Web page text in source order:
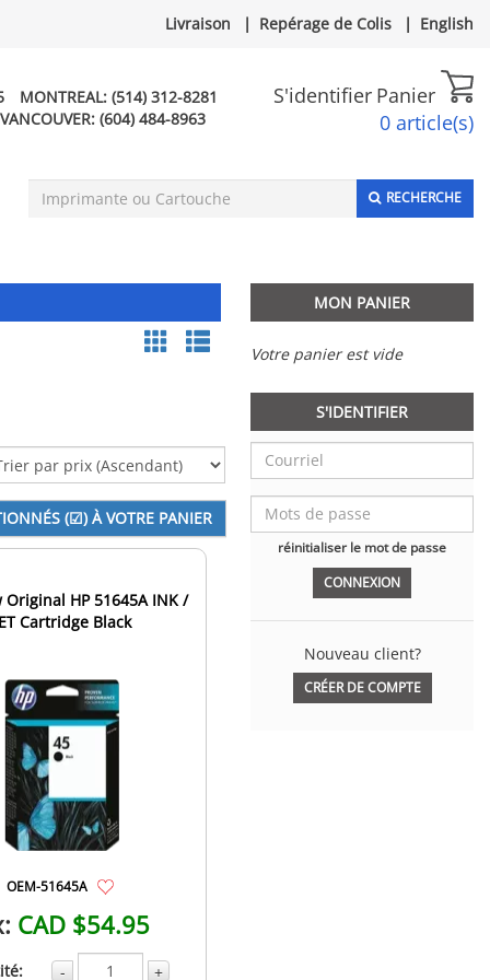
Livraison | Repérage de Colis | English
MONTREAL: (514) 312-8281
VANCOUVER: (604) 484-8963
S'identifier Panier
0 article(s)
RECHERCHE
HP 51645A INK /
Cartridge Black
OEM-51645A
CAD $54.95
- +
MON PANIER
Votre panier est vide
S'IDENTIFIER
réinitialiser le mot de passe
Nouveau client?
CRÉER DE COMPTE